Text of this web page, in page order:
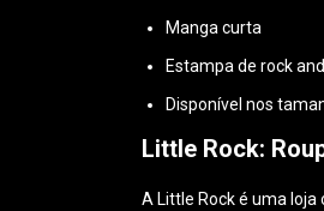
Manga curta
Estampa de rock and
Disponível nos
Little Rock:
A Little Rock é uma